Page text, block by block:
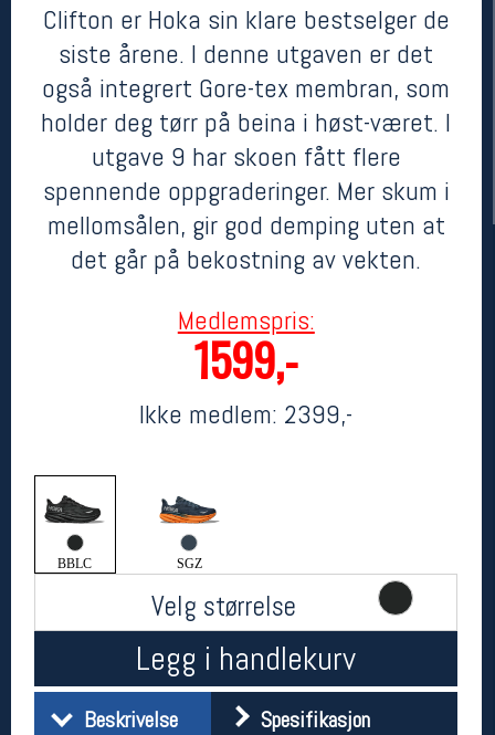
Clifton er Hoka sin klare bestselger de
siste årene. I denne utgaven er det
også integrert Gore-tex membran, som
holder deg tørr på beina i høst-været. I
utgave 9 har skoen fått flere
spennende oppgraderinger. Mer skum i
mellomsålen, gir god demping uten at
det går på bekostning av vekten.
Medlemspris:
1599,-
Ikke medlem: 2399,-
BBLC SGZ
Velg størrelse
Legg i handlekurv
Beskrivelse Spesifikasjon
Her finner du oss
Torggata 20
0183 Oslo
(telefontid man-fredag klokken 10-13)
Vis i kart
Om oss
Kontakt oss
Åpningstider butikk
Man-Fredag:
11-18
11-16